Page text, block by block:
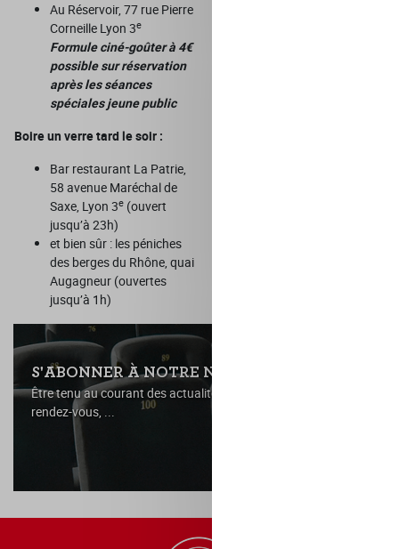
Au Réservoir, 77 rue Pierre
Corneille Lyon 3e
Formule ciné-goûter à 4€
possible sur réservation
après les séances
spéciales jeune public
Boire un verre tard le soir :
Bar restaurant La Patrie,
58 avenue Maréchal de
Saxe, Lyon 3e (ouvert
jusqu’à 23h)
et bien sûr : les péniches
des berges du Rhône, quai
Augagneur (ouvertes
jusqu’à 1h)
S'ABONNER À NOTRE NEWSLETTER
Être tenu au courant des actualités, des avant-premières, des
rendez-vous, ...